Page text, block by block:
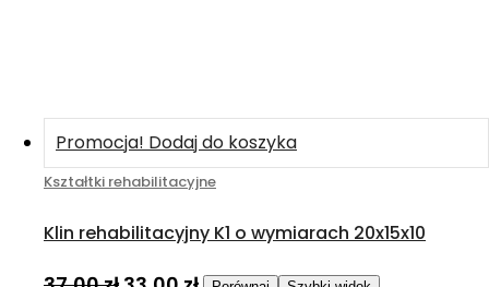
Promocja! Dodaj do koszyka
Kształtki rehabilitacyjne
Klin rehabilitacyjny K1 o wymiarach 20x15x10